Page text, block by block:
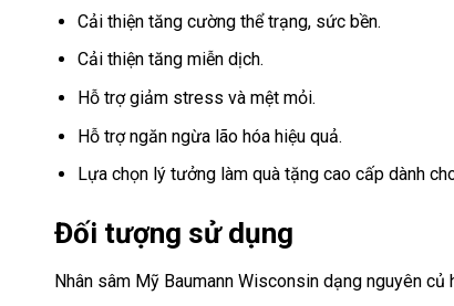
Cải thiện tăng cường thể trạng, sức bền.
Cải thiện tăng miễn dịch.
Hỗ trợ giảm stress và mệt mỏi.
Hỗ trợ ngăn ngừa lão hóa hiệu quả.
Lựa chọn lý tưởng làm quà tặng cao cấp dành
Đối tượng sử dụng
Nhân sâm Mỹ Baumann Wisconsin dạng nguyên củ